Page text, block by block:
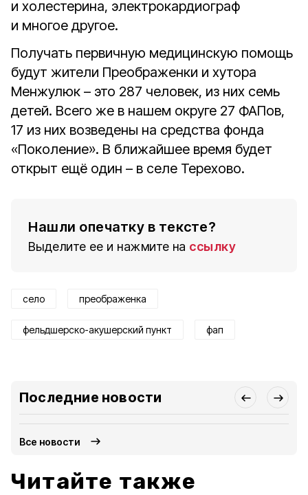
и холестерина, электрокардиограф
и многое другое.
Получать первичную медицинскую помощь
будут жители Преображенки и хутора
Менжулюк – это 287 человек, из них семь
детей. Всего же в нашем округе 27 ФАПов,
17 из них возведены на средства фонда
«Поколение». В ближайшее время будет
открыт ещё один – в селе Терехово.
Нашли опечатку в тексте?
Выделите ее и нажмите на ссылку
село преображенка
фельдшерско-акушерский пункт фап
Последние новости
Все новости
Читайте также